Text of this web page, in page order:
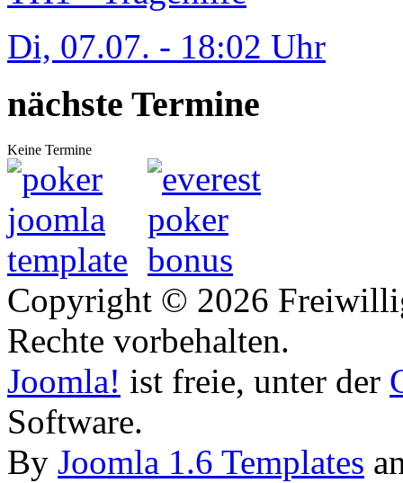
Di, 07.07. - 18:02 Uhr
nächste Termine
Keine Termine
Copyright © 2026
Rechte vorbehalten.
Joomla! ist freie, unter der
Software.
By Joomla 1.6 Templates